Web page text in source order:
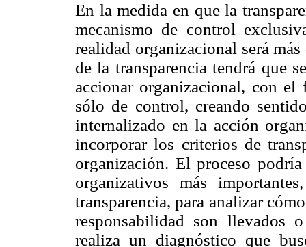
En la medida en que la
mecanismo de control
realidad organizacional será
de la transparencia tendrá que
accionar organizacional, con
sólo de control, creando
internalizado en la acción
incorporar los criterios de
organización. El proceso
organizativos más
transparencia, para analizar
responsabilidad son llevados
realiza un diagnóstico que